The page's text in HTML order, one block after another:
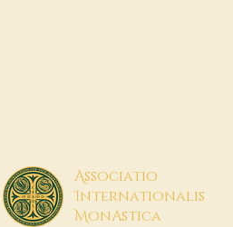
Associatio
Internationalis
MonAstica